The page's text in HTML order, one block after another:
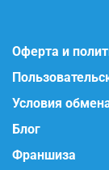
Оферта и
Условия
Блог
Франшиза